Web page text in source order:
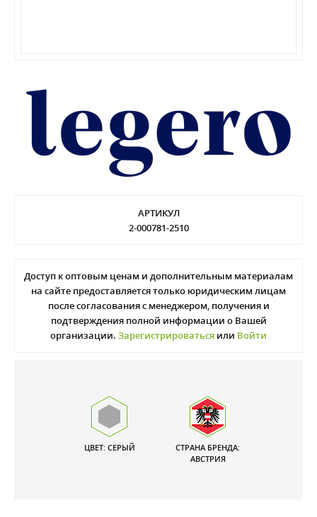
АРТИКУЛ
2-000781-2510
Доступ к оптовым ценам и дополнительным материалам
на сайте предоставляется только юридическим лицам
после согласования с менеджером, получения и
подтверждения полной информации о Вашей
организации. Зарегистрироваться или Войти
ЦВЕТ: СЕРЫЙ
СТРАНА БРЕНДА:
АВСТРИЯ